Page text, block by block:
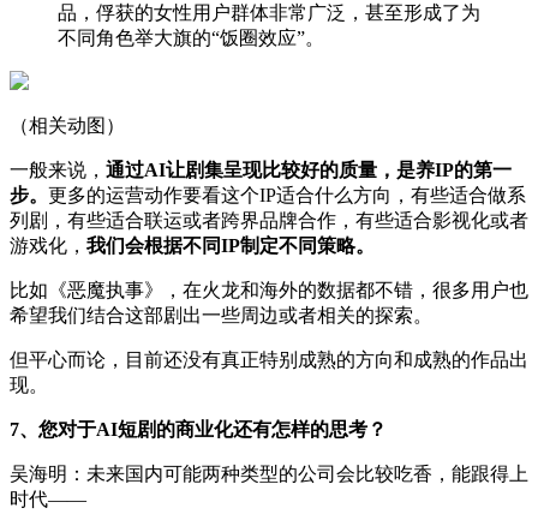
品，俘获的女性用户群体非常广泛，甚至形成了为
不同角色举大旗的“饭圈效应”。
（相关动图）
一般来说， 通过AI让剧集呈现比较好的质量，是养IP的第一
步。 更多的运营动作要看这个IP适合什么方向，有些适合做系
列剧，有些适合联运或者跨界品牌合作，有些适合影视化或者
游戏化， 我们会根据不同IP制定不同策略。
比如《恶魔执事》，在火龙和海外的数据都不错，很多用户也
希望我们结合这部剧出一些周边或者相关的探索。
但平心而论，目前还没有真正特别成熟的方向和成熟的作品出
现。
7、您对于AI短剧的商业化还有怎样的思考？
吴海明：未来国内可能两种类型的公司会比较吃香，能跟得上
时代——